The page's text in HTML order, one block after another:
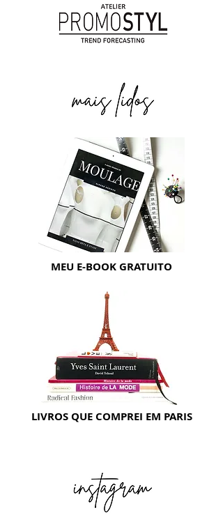
MEU E-BOOK GRATUITO
LIVROS QUE COMPREI EM PARIS